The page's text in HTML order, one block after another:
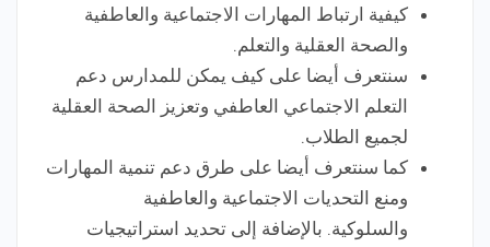
كيفية ارتباط المهارات الاجتماعية والعاطفية
والصحة العقلية والتعلم.
سنتعرف أيضا على كيف يمكن للمدارس دعم
التعلم الاجتماعي العاطفي وتعزيز الصحة العقلية
لجميع الطلاب.
كما سنتعرف أيضا على طرق دعم تنمية المهارات
ومنع التحديات الاجتماعية والعاطفية
والسلوكية. بالإضافة إلى تحديد استراتيجيات